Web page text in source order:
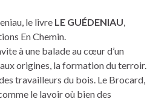
le livre LE GUÉDENIAU,
En Chemin.
à une balade au cœur d’un
origines, la formation du terroir.
travailleurs du bois. Le Brocard,
le lavoir où bien des